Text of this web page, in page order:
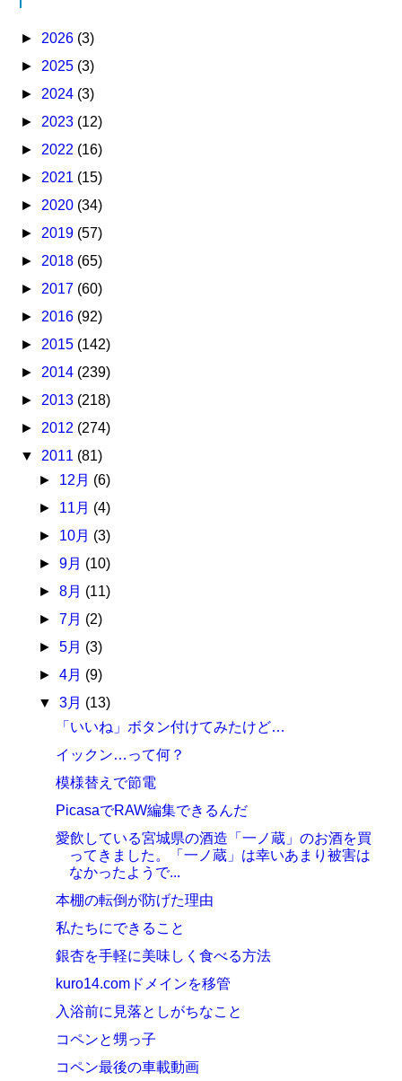
► 2026 (3)
► 2025 (3)
► 2024 (3)
► 2023 (12)
► 2022 (16)
► 2021 (15)
► 2020 (34)
► 2019 (57)
► 2018 (65)
► 2017 (60)
► 2016 (92)
► 2015 (142)
► 2014 (239)
► 2013 (218)
► 2012 (274)
▼ 2011 (81)
► 12月 (6)
► 11月 (4)
► 10月 (3)
► 9月 (10)
► 8月 (11)
► 7月 (2)
► 5月 (3)
► 4月 (9)
▼ 3月 (13)
「いいね」ボタン付けてみたけど…
イックン…って何？
模様替えで節電
PicasaでRAW編集できるんだ
愛飲している宮城県の酒造「一ノ蔵」のお酒を買
ってきました。「一ノ蔵」は幸いあまり被害は
なかったようで...
本棚の転倒が防げた理由
私たちにできること
銀杏を手軽に美味しく食べる方法
kuro14.comドメインを移管
入浴前に見落としがちなこと
コペンと甥っ子
コペン最後の車載動画